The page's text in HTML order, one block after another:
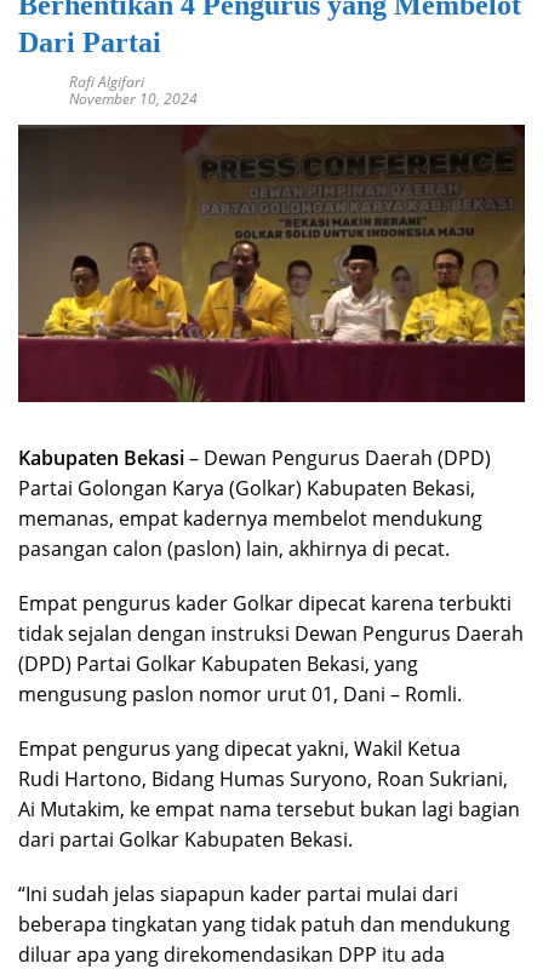
Dari Partai
Rafi Algifari
November 10, 2024
Kabupaten Bekasi– Dewan Pengurus Daerah (DPD)
Partai Golongan Karya (Golkar) Kabupaten Bekasi,
memanas, empat kadernya membelot mendukung
pasangan calon (paslon) lain, akhirnya di pecat.
Empat pengurus kader Golkar dipecat karena terbukti
tidak sejalan dengan instruksi Dewan Pengurus Daerah
(DPD) Partai Golkar Kabupaten Bekasi, yang
mengusung paslon nomor urut 01, Dani – Romli.
Empat pengurus yang dipecat yakni, Wakil Ketua
Rudi Hartono, Bidang Humas Suryono, Roan Sukriani,
Ai Mutakim, ke empat nama tersebut bukan lagi bagian
dari partai Golkar Kabupaten Bekasi.
“Ini sudah jelas siapapun kader partai mulai dari
beberapa tingkatan yang tidak patuh dan mendukung
diluar apa yang direkomendasikan DPP itu ada